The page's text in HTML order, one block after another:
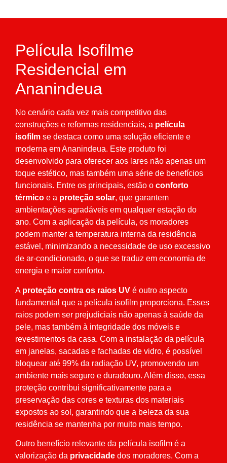
Película Isofilme
Residencial em
Ananindeua
No cenário cada vez mais competitivo das
construções e reformas residenciais, a película
isofilm se destaca como uma solução eficiente e
moderna em Ananindeua. Este produto foi
desenvolvido para oferecer aos lares não apenas um
toque estético, mas também uma série de benefícios
funcionais. Entre os principais, estão o conforto
térmico e a proteção solar, que garantem
ambientações agradáveis em qualquer estação do
ano. Com a aplicação da película, os moradores
podem manter a temperatura interna da residência
estável, minimizando a necessidade de uso excessivo
de ar-condicionado, o que se traduz em economia de
energia e maior conforto.
A proteção contra os raios UV é outro aspecto
fundamental que a película isofilm proporciona. Esses
raios podem ser prejudiciais não apenas à saúde da
pele, mas também à integridade dos móveis e
revestimentos da casa. Com a instalação da película
em janelas, sacadas e fachadas de vidro, é possível
bloquear até 99% da radiação UV, promovendo um
ambiente mais seguro e duradouro. Além disso, essa
proteção contribui significativamente para a
preservação das cores e texturas dos materiais
expostos ao sol, garantindo que a beleza da sua
residência se mantenha por muito mais tempo.
Outro benefício relevante da película isofilm é a
valorização da privacidade dos moradores. Com a